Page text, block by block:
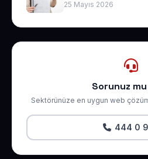
25 Mayıs 2026
Sorunuz
Sektörünüze en uygun web
444 0